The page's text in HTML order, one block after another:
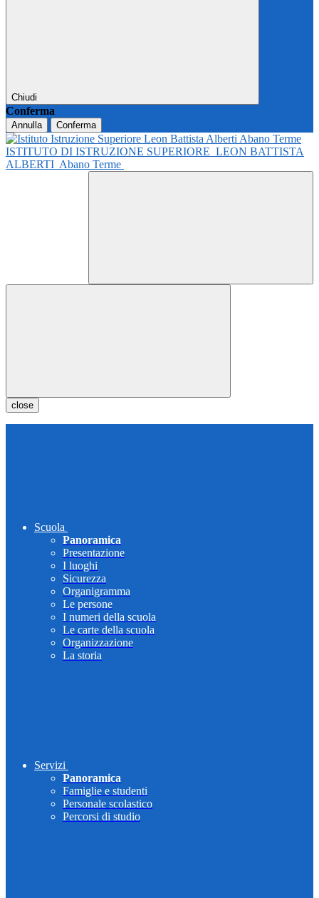
Chiudi
Conferma
Annulla Conferma
ISTITUTO DI ISTRUZIONE SUPERIORE LEON BATTISTA
ALBERTI Abano Terme
close
Scuola
Panoramica
Presentazione
I luoghi
Sicurezza
Organigramma
Le persone
I numeri della scuola
Le carte della scuola
Organizzazione
La storia
Servizi
Panoramica
Famiglie e studenti
Personale scolastico
Percorsi di studio